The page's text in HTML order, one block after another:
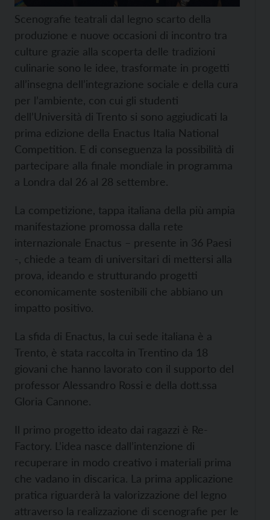
Scenografie teatrali dal legno scarto della
produzione e nuove occasioni di incontro tra
culture grazie alla scoperta delle tradizioni
culinarie sono le idee, trasformate in progetti
all’insegna dell’integrazione sociale e della cura
per l’ambiente, con cui gli studenti
dell’Università di Trento si sono aggiudicati la
prima edizione della Enactus Italia National
Competition. E di conseguenza la possibilità di
partecipare alla finale mondiale in programma
a Londra dal 26 al 28 settembre.
La competizione, tappa italiana della più ampia
manifestazione promossa dalla rete
internazionale Enactus – presente in 36 Paesi
-, chiede a team di universitari di mettersi alla
prova, ideando e strutturando progetti
economicamente sostenibili che abbiano un
impatto positivo.
La sfida di Enactus, la cui sede italiana è a
Trento, è stata raccolta in Trentino da 18
giovani che hanno lavorato con il supporto del
professor Alessandro Rossi e della dott.ssa
Gloria Cannone.
Il primo progetto ideato dai ragazzi è Re-
Factory. L’idea nasce dall’intenzione di
recuperare in modo creativo i materiali prima
che vadano in discarica. La prima applicazione
pratica riguarderà la valorizzazione del legno
attraverso la realizzazione di scenografie per le